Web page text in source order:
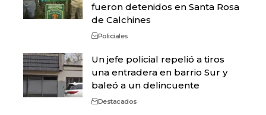
fueron detenidos en Santa Rosa
de Calchines
Policiales
Un jefe policial repelió a tiros
una entradera en barrio Sur y
baleó a un delincuente
Destacados